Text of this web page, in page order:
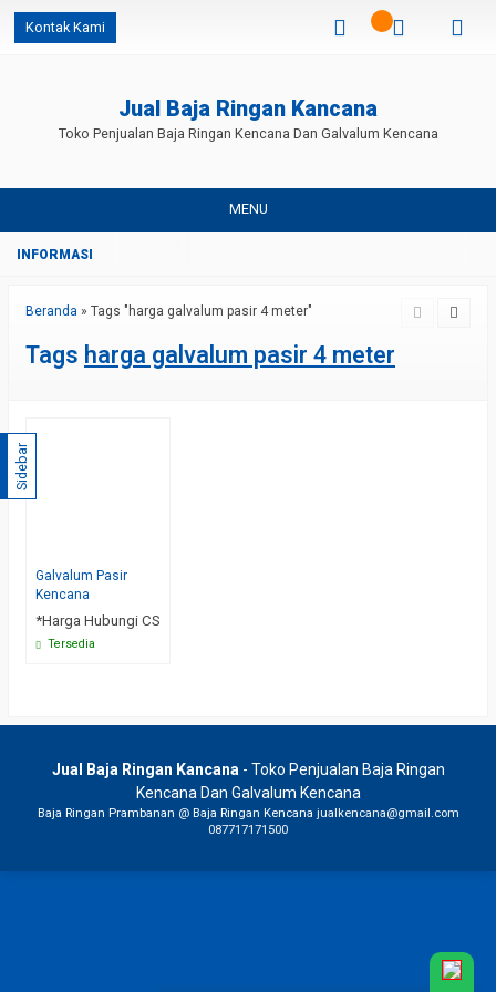
Kontak Kami
Jual Baja Ringan Kancana
Toko Penjualan Baja Ringan Kencana Dan Galvalum Kencana
MENU
Beranda » Tags "harga galvalum pasir 4 meter"
Tags harga galvalum pasir 4 meter
Galvalum Pasir
Kencana
*Harga Hubungi CS
Tersedia
Sidebar
Jual Baja Ringan Kancana- Toko Penjualan Baja Ringan
Kencana Dan Galvalum Kencana
Baja Ringan Prambanan @ Baja Ringan Kencana jualkencana@gmail.com
087717171500